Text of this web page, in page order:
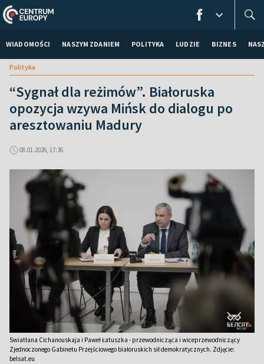
WIADOMOŚCI NASZYM ZDANIEM POLITYKA LUDZIE BIZNES
Polityka
“Sygnał dla reżimów”. Białoruska
opozycja wzywa Mińsk do dialogu po
aresztowaniu Madury
08.01.2026, 17:36
Swiatłana Cichanouskaja i Paweł Łatuszka - przewodnicząca i wiceprzewodniczący
Zjednoczonego Gabinetu Przejściowego białoruskich sił demokratycznych. Zdjęcie:
belsat.eu